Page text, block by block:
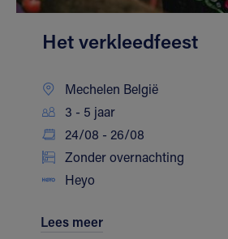
Het verkleedfeest
Mechelen België
3 - 5 jaar
24/08 - 26/08
Zonder overnachting
Heyo
Lees meer